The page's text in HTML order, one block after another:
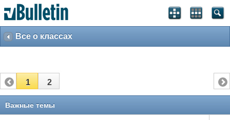
Все о классах
1 2
Важные темы